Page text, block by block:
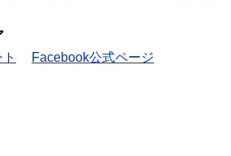
Facebook公式ページ